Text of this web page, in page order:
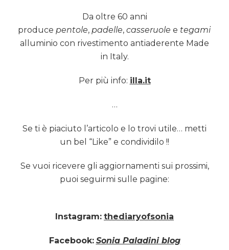
Da oltre 60 anni
produce pentole, padelle, casseruole e tegamiin
alluminio con rivestimento antiaderente Made
in Italy.
Per più info: illa.it
…
Se ti è piaciuto l’articolo e lo trovi utile… metti
un bel “Like” e condividilo !!
Se vuoi ricevere gli aggiornamenti sui prossimi,
puoi seguirmi sulle pagine:
Instagram: thediaryofsonia
Facebook: Sonia Paladini blog